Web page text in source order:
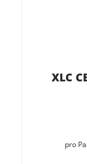
XLC
pro